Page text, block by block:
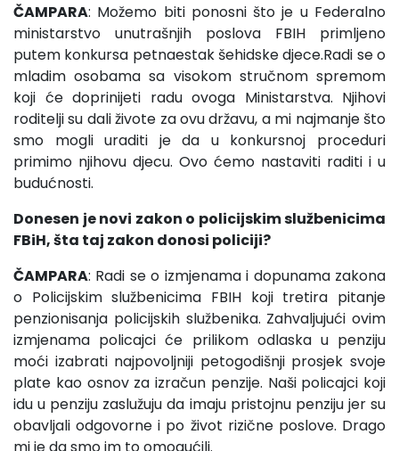
ČAMPARA: Možemo biti ponosni što je u Federalno
ministarstvo unutrašnjih poslova FBIH primljeno
putem konkursa petnaestak šehidske djece.Radi se o
mladim osobama sa visokom stručnom spremom
koji će doprinijeti radu ovoga Ministarstva. Njihovi
roditelji su dali živote za ovu državu, a mi najmanje što
smo mogli uraditi je da u konkursnoj proceduri
primimo njihovu djecu. Ovo ćemo nastaviti raditi i u
budućnosti.
Donesen je novi zakon o policijskim službenicima
FBiH, šta taj zakon donosi policiji?
ČAMPARA: Radi se o izmjenama i dopunama zakona
o Policijskim službenicima FBIH koji tretira pitanje
penzionisanja policijskih službenika. Zahvaljujući ovim
izmjenama policajci će prilikom odlaska u penziju
moći izabrati najpovoljniji petogodišnji prosjek svoje
plate kao osnov za izračun penzije. Naši policajci koji
idu u penziju zaslužuju da imaju pristojnu penziju jer su
obavljali odgovorne i po život rizične poslove. Drago
mi je da smo im to omogućili.